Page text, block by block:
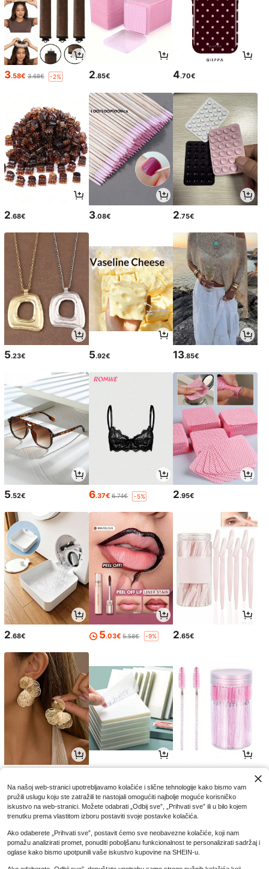
3.58€ 3.68€ -2% 2.85€ 4.70€
2.68€ 3.08€ 2.75€
5.23€ 5.92€ 13.85€
5.52€ 6.37€ 6.74€ -5% 2.95€
2.68€ 5.03€ 5.58€ -9% 2.65€
Na našoj web-stranici upotrebljavamo kolačiće i slične tehnologije kako bismo vam
pružili uslugu koju ste zatražili te nastojali omogućiti najbolje moguće korisničko
iskustvo na web-stranici. Možete odabrati „Odbij sve”, „Prihvati sve” ili u bilo kojem
trenutku prema vlastitom izboru postaviti svoje postavke kolačića.
Ako odaberete „Prihvati sve”, postavit ćemo sve neobavezne kolačiće, koji nam
pomažu analizirati promet, ponuditi poboljšanu funkcionalnost te personalizirati sadržaj i
oglase kako bismo upotpunili vaše iskustvo kupovine na SHEIN-u.